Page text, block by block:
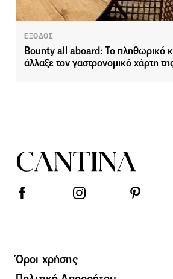
ΕΞΟΔΟΣ
Bounty all aboard: Το πληθωρικό
άλλαξε τον γαστρονομικό χάρτη
Όροι χρήσης